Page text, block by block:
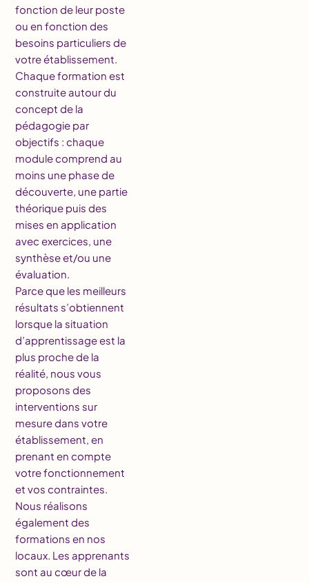
fonction de leur poste
ou en fonction des
besoins particuliers de
votre établissement.
Chaque formation est
construite autour du
concept de la
pédagogie par
objectifs : chaque
module comprend au
moins une phase de
découverte, une partie
théorique puis des
mises en application
avec exercices, une
synthèse et/ou une
évaluation.
Parce que les meilleurs
résultats s’obtiennent
lorsque la situation
d’apprentissage est la
plus proche de la
réalité, nous vous
proposons des
interventions sur
mesure dans votre
établissement, en
prenant en compte
votre fonctionnement
et vos contraintes.
Nous réalisons
également des
formations en nos
locaux. Les apprenants
sont au cœur de la